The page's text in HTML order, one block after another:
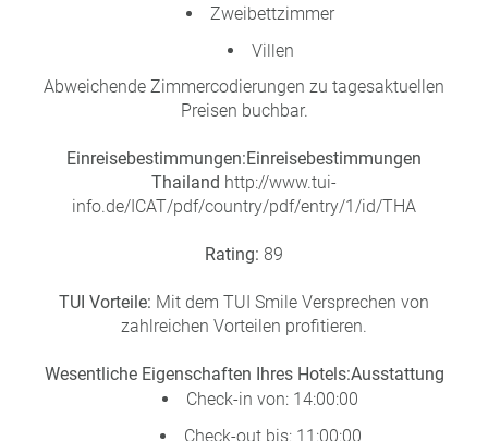
Zweibettzimmer
Villen
Abweichende Zimmercodierungen zu tagesaktuellen
Preisen buchbar.
Einreisebestimmungen:Einreisebestimmungen
Thailand http://www.tui-
info.de/ICAT/pdf/country/pdf/entry/1/id/THA
Rating: 89
TUI Vorteile: Mit dem TUI Smile Versprechen von
zahlreichen Vorteilen profitieren.
Wesentliche Eigenschaften Ihres Hotels:Ausstattung
Check-in von: 14:00:00
Check-out bis: 11:00:00